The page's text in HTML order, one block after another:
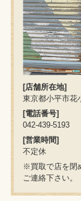
[店舗所在地]
東京都小平市花
[電話番号]
042-439-5193
[営業時間]
不定休
※買取で店を閉
ご連絡下さい。